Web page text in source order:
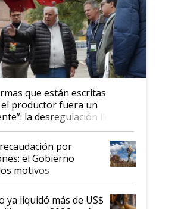
que están escritas
productor fuera un
la desregulación llegó
Aapresid y hasta se
financiamiento al IPCVA
por
el Gobierno
motivos
ya liquidó más de US$